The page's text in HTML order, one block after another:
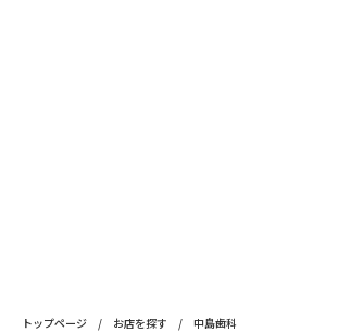
トップページ / お店を探す / 中島歯科